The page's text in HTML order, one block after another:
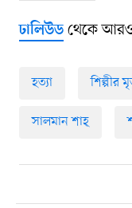
ঢালিউডথেকে
হত্যা শিল্পীর
সালমান শাহ্